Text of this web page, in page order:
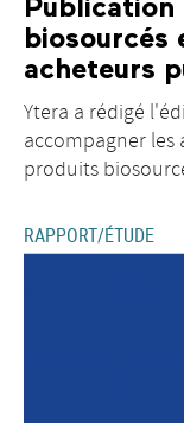
biosourcés
acheteurs
Ytera a rédigé
accompagner les
produits
RAPPORT/ÉTUDE